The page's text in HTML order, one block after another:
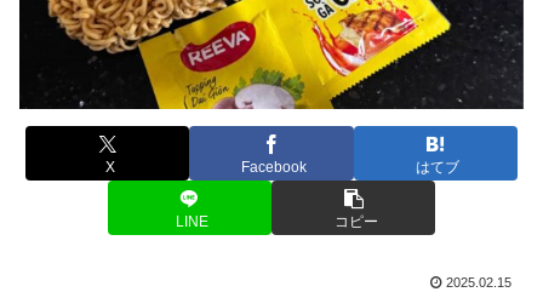
X Facebook はてブ
LINE コピー
2025.02.15